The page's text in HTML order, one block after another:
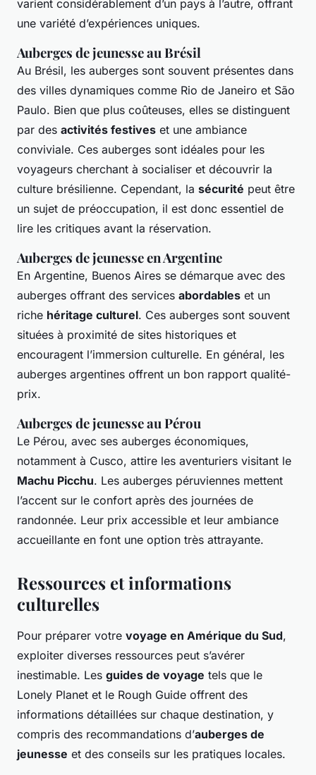
varient considérablement d’un pays à l’autre, offrant
une variété d’expériences uniques.
Auberges de jeunesse au Brésil
Au Brésil, les auberges sont souvent présentes dans
des villes dynamiques comme Rio de Janeiro et São
Paulo. Bien que plus coûteuses, elles se distinguent
par des activités festives et une ambiance
conviviale. Ces auberges sont idéales pour les
voyageurs cherchant à socialiser et découvrir la
culture brésilienne. Cependant, la sécurité peut être
un sujet de préoccupation, il est donc essentiel de
lire les critiques avant la réservation.
Auberges de jeunesse en Argentine
En Argentine, Buenos Aires se démarque avec des
auberges offrant des services abordables et un
riche héritage culturel. Ces auberges sont souvent
situées à proximité de sites historiques et
encouragent l’immersion culturelle. En général, les
auberges argentines offrent un bon rapport qualité-
prix.
Auberges de jeunesse au Pérou
Le Pérou, avec ses auberges économiques,
notamment à Cusco, attire les aventuriers visitant le
Machu Picchu. Les auberges péruviennes mettent
l’accent sur le confort après des journées de
randonnée. Leur prix accessible et leur ambiance
accueillante en font une option très attrayante.
Ressources et informations
culturelles
Pour préparer votre voyage en Amérique du Sud,
exploiter diverses ressources peut s’avérer
inestimable. Les guides de voyage tels que le
Lonely Planet et le Rough Guide offrent des
informations détaillées sur chaque destination, y
compris des recommandations d’auberges de
jeunesse et des conseils sur les pratiques locales.